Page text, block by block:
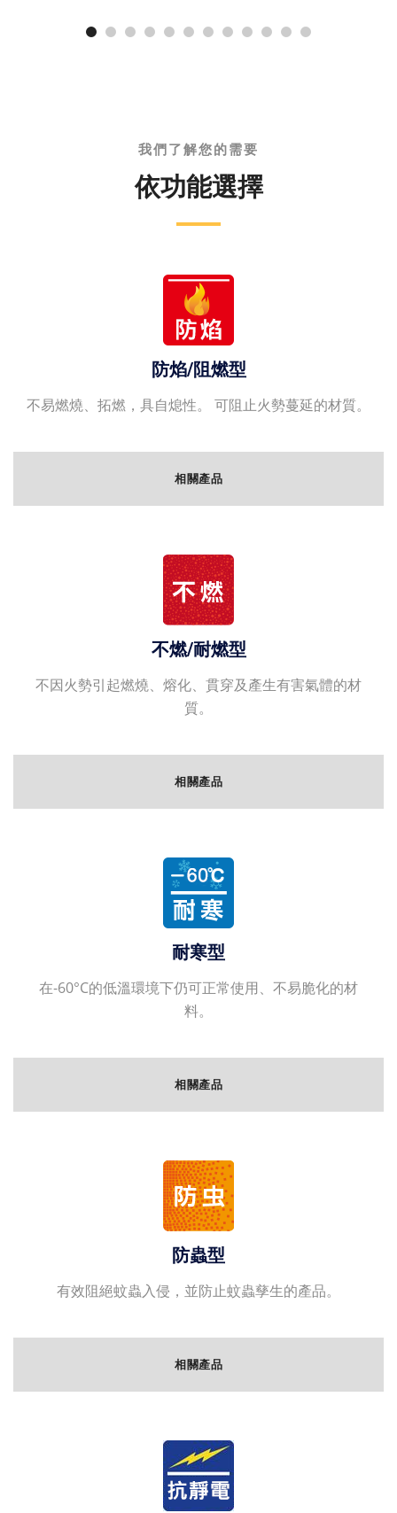
我們了解您的需要
依功能選擇
防焰/阻燃型
不易燃燒、拓燃，具自熄性。 可阻止火勢蔓延的材質。
相關產品
不燃/耐燃型
不因火勢引起燃燒、熔化、貫穿及產生有害氣體的材
質。
相關產品
耐寒型
在-60°C的低溫環境下仍可正常使用、不易脆化的材
料。
相關產品
防蟲型
有效阻絕蚊蟲入侵，並防止蚊蟲孳生的產品。
相關產品